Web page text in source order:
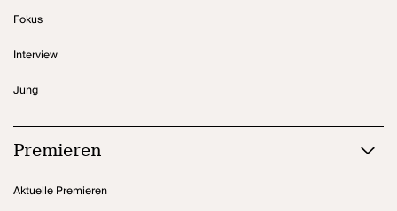
Fokus
Interview
Jung
Premieren
Aktuelle Premieren